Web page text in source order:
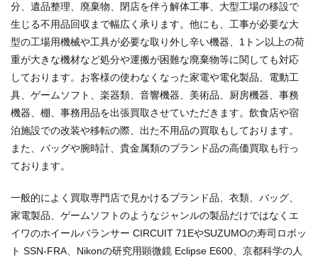
分、遺品整理、廃棄物、閉店を伴う解体工事、大型工場の移設で
生じる不用品回収まで幅広く承ります。他にも、工事が必要な大
型の工場用機械や工具が必要な取り外し辛い機器、1トン以上の荷
重が大きな機材など処分や運搬が困難な廃棄物等に関しても対応
しております。お客様の使わなくなった家電や電化製品、電動工
具、ゲームソフト、楽器類、音響機器、美術品、厨房機器、事務
機器、棚、事務用品を出張買取させていただきます。飲食店や宿
泊施設での改装や移転の際、出た不用品の買取もしております。
また、バッグや腕時計、貴金属類のブランド品の高価買取も行っ
ております。
一般的によく買取専門店で見かけるブランド品、衣類、バッグ、
家電製品、ゲームソフトのようなジャンルの製品だけではなくエ
イワのホイールバランサー CIRCUIT 71EやSUZUMOの寿司ロボッ
ト SSN-FRA、Nikonの研究用顕微鏡 Eclipse E600、京都科学の人